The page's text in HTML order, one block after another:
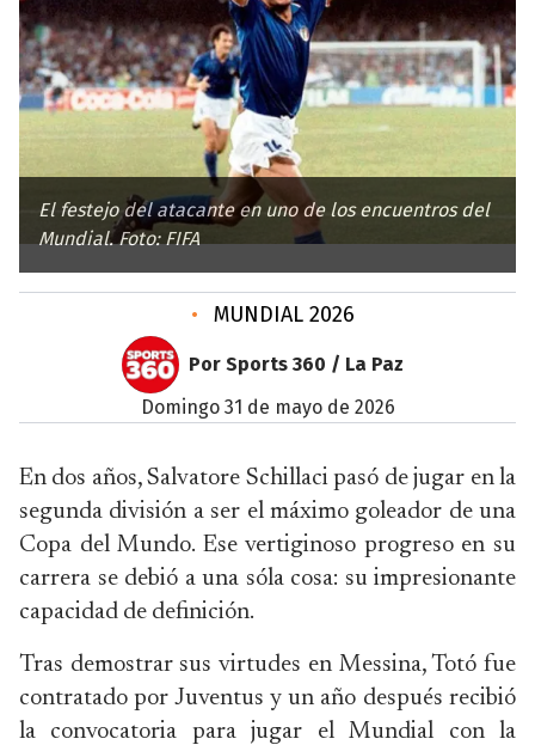
El festejo del atacante en uno de los encuentros del
Mundial. Foto: FIFA
• MUNDIAL 2026
Por Sports 360 / La Paz
domingo 31 de mayo de 2026
En dos años, Salvatore Schillaci pasó de jugar en la
segunda división a ser el máximo goleador de una
Copa del Mundo. Ese vertiginoso progreso en su
carrera se debió a una sóla cosa: su impresionante
capacidad de definición.
Tras demostrar sus virtudes en Messina, Totó fue
contratado por Juventus y un año después recibió
la convocatoria para jugar el Mundial con la